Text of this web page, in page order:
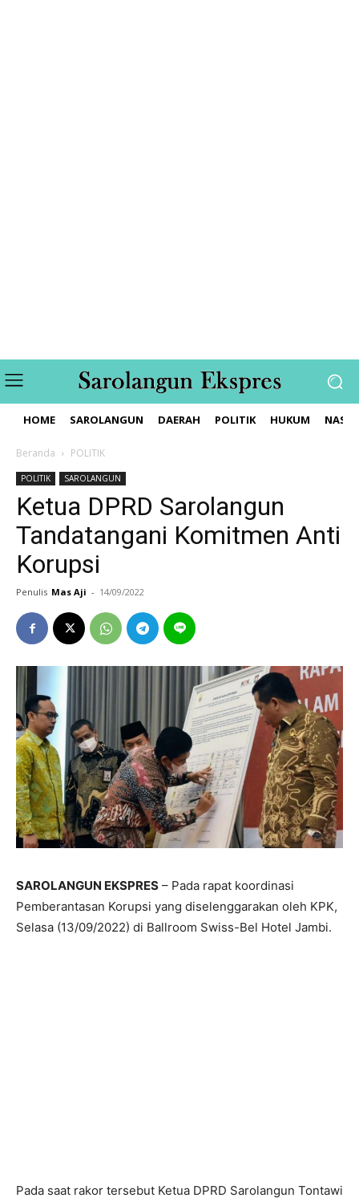
HOME SAROLANGUN DAERAH POLITIK HUKUM
Beranda POLITIK
POLITIK SAROLANGUN
Ketua DPRD Sarolangun
Tandatangani Komitmen Anti
Korupsi
Penulis Mas Aji - 14/09/2022
SAROLANGUN EKSPRES – Pada rapat koordinasi
Pemberantasan Korupsi yang diselenggarakan oleh KPK,
Selasa (13/09/2022) di Ballroom Swiss-Bel Hotel Jambi.
Pada saat rakor tersebut Ketua DPRD Sarolangun Tontawi